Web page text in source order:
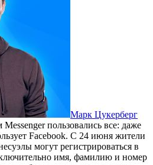
Марк Цукерберг
пользовались все: даже
Facebook. С 24 июня жители
могут регистрироваться в
имя, фамилию и номер